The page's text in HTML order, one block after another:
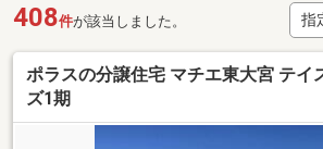
408件が該当しました。
ポラスの分譲住宅 マチエ東大宮 テイ
ズ1期